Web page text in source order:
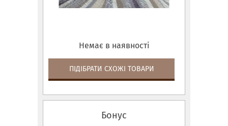
Немає в наявності
ПІДІБРАТИ СХОЖІ ТОВАРИ
Бонус